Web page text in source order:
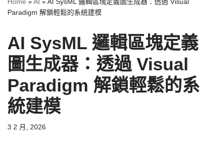
Home »AI »AI SysML 邏輯區塊定義圖生成器：透過 Visual
Paradigm 解鎖輕鬆的系統建模
AI SysML 邏輯區塊定義
圖生成器：透過 Visual
Paradigm 解鎖輕鬆的系
統建模
3 2 月, 2026